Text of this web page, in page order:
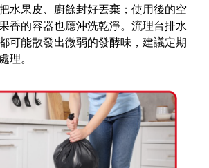
水果皮、廚餘封好丟棄；使用後的空
香的容器也應沖洗乾淨。流理台排水
可能散發出微弱的發酵味，建議定期
理。